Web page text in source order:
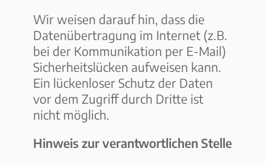
Wir weisen darauf hin, dass die
Datenübertragung im Internet (z.B.
bei der Kommunikation per E-Mail)
Sicherheitslücken aufweisen kann.
Ein lückenloser Schutz der Daten
vor dem Zugriff durch Dritte ist
nicht möglich.
Hinweis zur verantwortlichen Stelle